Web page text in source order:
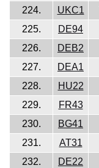
224.
UKC1
225.
DE94
226.
DEB2
227.
DEA1
228.
HU22
229.
FR43
230.
BG41
231.
AT31
232.
DE22